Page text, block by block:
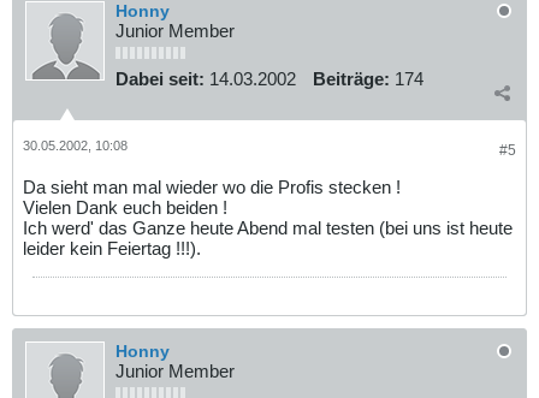
Honny
Junior Member
Dabei seit: 14.03.2002 Beiträge: 174
#5
30.05.2002, 10:08
Da sieht man mal wieder wo die Profis stecken !
Vielen Dank euch beiden !
Ich werd' das Ganze heute Abend mal testen (bei uns ist heute
leider kein Feiertag !!!).
Honny
Junior Member